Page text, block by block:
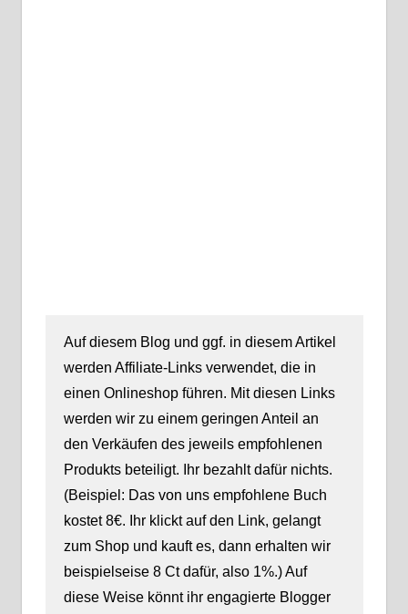
Auf diesem Blog und ggf. in diesem Artikel
werden Affiliate-Links verwendet, die in
einen Onlineshop führen. Mit diesen Links
werden wir zu einem geringen Anteil an
den Verkäufen des jeweils empfohlenen
Produkts beteiligt. Ihr bezahlt dafür nichts.
(Beispiel: Das von uns empfohlene Buch
kostet 8€. Ihr klickt auf den Link, gelangt
zum Shop und kauft es, dann erhalten wir
beispielseise 8 Ct dafür, also 1%.) Auf
diese Weise könnt ihr engagierte Blogger